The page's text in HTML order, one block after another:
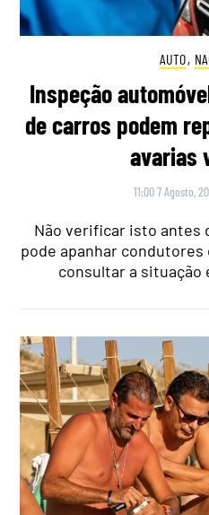
AUTO,
Inspeção
de carros podem
avarias
11:00 7 Agosto,
Não verificar isto antes
pode apanhar
consultar a situação